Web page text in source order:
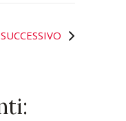
SUCCESSIVO